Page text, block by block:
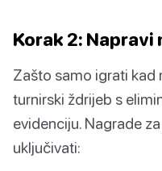
Korak 2:
Zašto samo igrati kad
turnirski ždrijeb s
evidenciju. Nagrade
uključivati: